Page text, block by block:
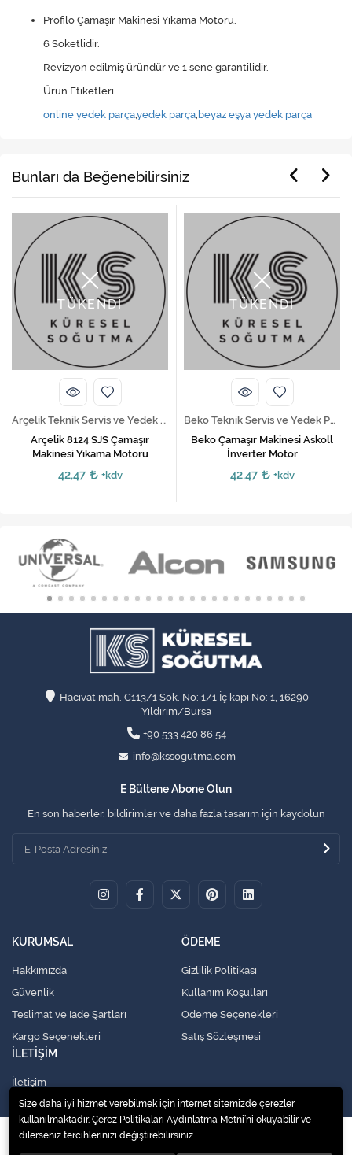
Profilo Çamaşır Makinesi Yıkama Motoru.
6 Soketlidir.
Revizyon edilmiş üründür ve 1 sene garantilidir.
Ürün Etiketleri
online yedek parça,yedek parça, beyaz eşya yedek parça
Bunları da Beğenebilirsiniz
TÜKENDİ
Arçelik Teknik Servis ve Yedek Parça Hizmetleri
Arçelik 8124 SJS Çamaşır
Makinesi Yıkama Motoru
42,47 +kdv
TÜKENDİ
Beko Teknik Servis ve Yedek Parça Hizmetleri
Beko Çamaşır Makinesi Askoll
İnverter Motor
42,47 +kdv
Hacıvat mah. C113/1 Sok. No: 1/1 İç kapı No: 1, 16290
Yıldırım/Bursa
+90 533 420 86 54
info@kssogutma.com
E Bültene Abone Olun
En son haberler, bildirimler ve daha fazla tasarım için kaydolun
KURUMSAL
Hakkımızda
Güvenlik
Teslimat ve İade Şartları
Kargo Seçenekleri
ÖDEME
Gizlilik Politikası
Kullanım Koşulları
Ödeme Seçenekleri
Satış Sözleşmesi
İLETİŞİM
İletişim
© 2020Küresel Soğutma Sistemleri Yedek Parça San. Ve Tic. Ltd. Şti.
Size daha iyi hizmet verebilmek için internet sitemizde çerezler
kullanılmaktadır. Çerez Politikaları Aydınlatma Metni’ni okuyabilir ve
dilerseniz tercihlerinizi değiştirebilirsiniz.